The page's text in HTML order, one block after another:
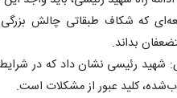
که شکاف طبقاتی چالش
بداند.
شهید رئیسی نشان داد که در
کلید عبور از مشکلات است.